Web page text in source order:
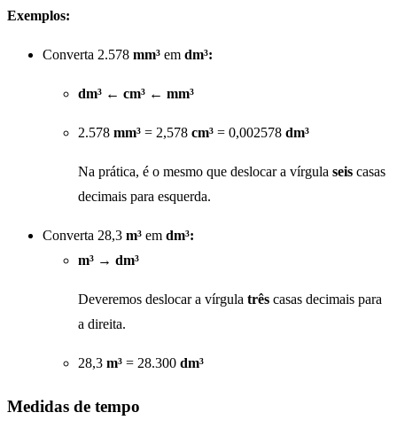
Exemplos:
Converta 2.578 mm³ em dm³:
dm³ ← cm³ ← mm³
2.578 mm³ = 2,578 cm³ = 0,002578 dm³
Na prática, é o mesmo que deslocar a vírgula seis casas
decimais para esquerda.
Converta 28,3 m³ em dm³:
m³ → dm³
Deveremos deslocar a vírgula três casas decimais para
a direita.
28,3 m³ = 28.300 dm³
Medidas de tempo